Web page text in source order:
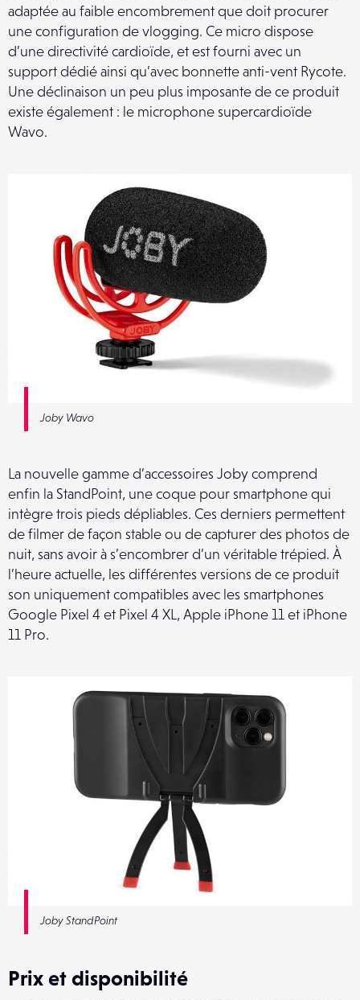
adaptée au faible encombrement que doit procurer
une configuration de vlogging. Ce micro dispose
d’une directivité cardioïde, et est fourni avec un
support dédié ainsi qu’avec bonnette anti-vent Rycote.
Une déclinaison un peu plus imposante de ce produit
existe également : le microphone supercardioïde
Wavo.
Joby Wavo
La nouvelle gamme d’accessoires Joby comprend
enfin la StandPoint, une coque pour smartphone qui
intègre trois pieds dépliables. Ces derniers permettent
de filmer de façon stable ou de capturer des photos de
nuit, sans avoir à s’encombrer d’un véritable trépied. À
l’heure actuelle, les différentes versions de ce produit
son uniquement compatibles avec les smartphones
Google Pixel 4 et Pixel 4 XL, Apple iPhone 11 et iPhone
11 Pro.
Joby StandPoint
Prix et disponibilité